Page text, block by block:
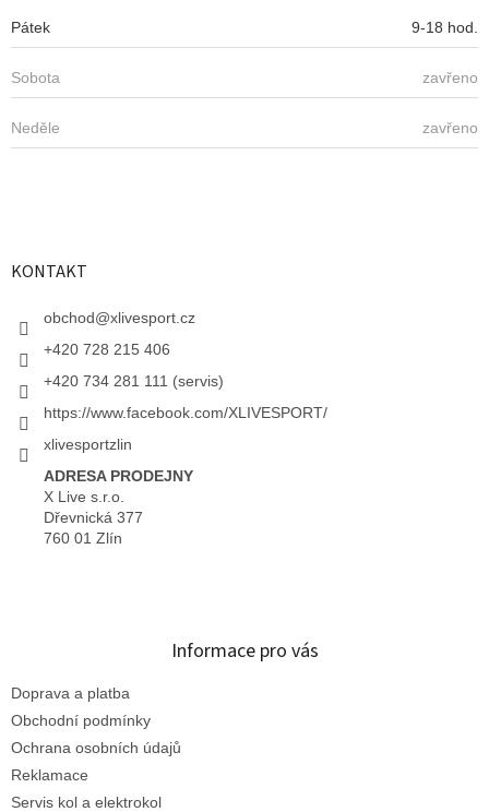
Pátek 9-18 hod.
Sobota zavřeno
Neděle zavřeno
KONTAKT
obchod@xlivesport.cz
+420 728 215 406
+420 734 281 111 (servis)
https://www.facebook.com/XLIVESPORT/
xlivesportzlin
ADRESA PRODEJNY
X Live s.r.o.
Dřevnická 377
760 01 Zlín
Informace pro vás
Doprava a platba
Obchodní podmínky
Ochrana osobních údajů
Reklamace
Servis kol a elektrokol